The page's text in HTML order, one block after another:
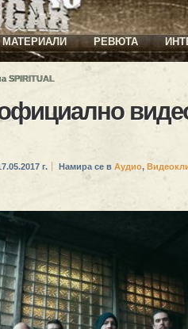
МАТЕРИАЛИ РЕВЮТА
SPIRITUAL
г. Намира се в Аудио,